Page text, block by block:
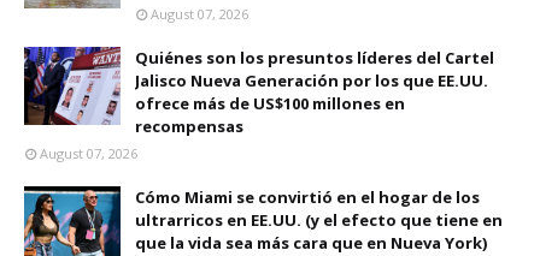
August 07, 2026
Quiénes son los presuntos líderes del Cartel
Jalisco Nueva Generación por los que EE.UU.
ofrece más de US$100 millones en
recompensas
August 07, 2026
Cómo Miami se convirtió en el hogar de los
ultrarricos en EE.UU. (y el efecto que tiene en
que la vida sea más cara que en Nueva York)